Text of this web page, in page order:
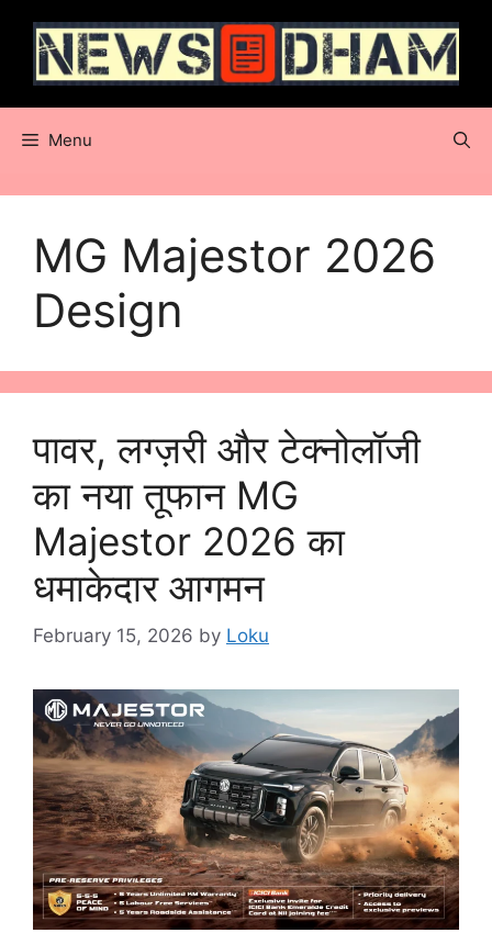
content
Menu
MG Majestor 2026
Design
पावर, लग्ज़री और टेक्नोलॉजी
का नया तूफान MG
Majestor 2026 का
धमाकेदार आगमन
February 15, 2026 by Loku